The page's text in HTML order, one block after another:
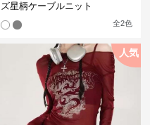
ズ星柄ケーブルニット
全2色
人気